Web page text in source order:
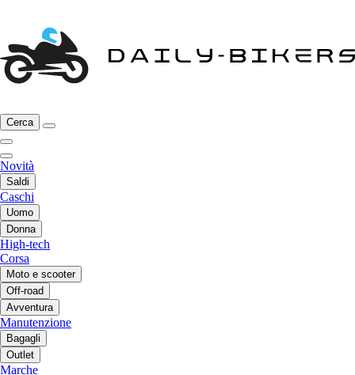
Cerca
Novità
Saldi
Caschi
Uomo
Donna
High-tech
Corsa
Moto e scooter
Off-road
Avventura
Manutenzione
Bagagli
Outlet
Marche